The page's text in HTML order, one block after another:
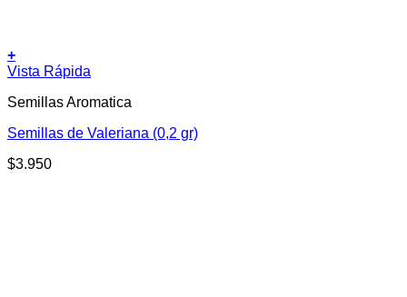
+
Vista Rápida
Semillas Aromatica
Semillas de Valeriana (0,2 gr)
$3.950